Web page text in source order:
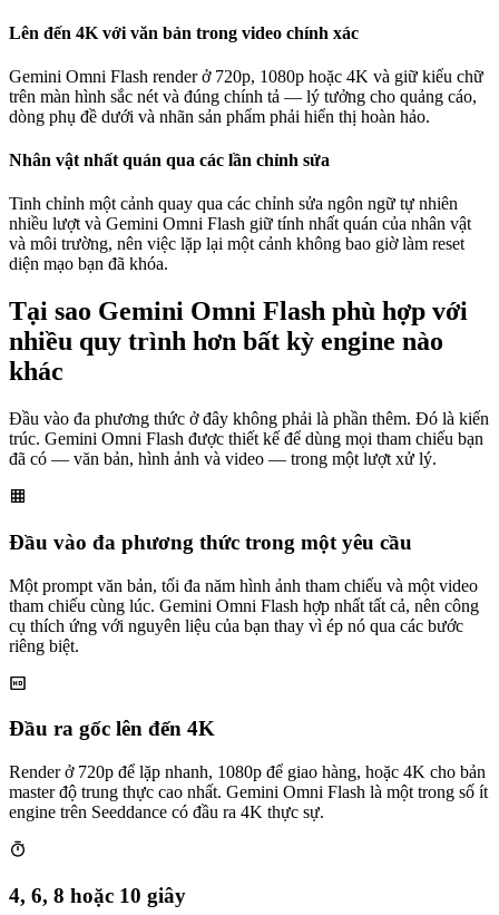
Lên đến 4K với văn bản trong video chính xác
Gemini Omni Flash render ở 720p, 1080p hoặc 4K và giữ kiểu chữ
trên màn hình sắc nét và đúng chính tả — lý tưởng cho quảng cáo,
dòng phụ đề dưới và nhãn sản phẩm phải hiển thị hoàn hảo.
Nhân vật nhất quán qua các lần chỉnh sửa
Tinh chỉnh một cảnh quay qua các chỉnh sửa ngôn ngữ tự nhiên
nhiều lượt và Gemini Omni Flash giữ tính nhất quán của nhân vật
và môi trường, nên việc lặp lại một cảnh không bao giờ làm reset
diện mạo bạn đã khóa.
Tại sao Gemini Omni Flash phù hợp với
nhiều quy trình hơn bất kỳ engine nào
khác
Đầu vào đa phương thức ở đây không phải là phần thêm. Đó là kiến
trúc. Gemini Omni Flash được thiết kế để dùng mọi tham chiếu bạn
đã có — văn bản, hình ảnh và video — trong một lượt xử lý.
Đầu vào đa phương thức trong một yêu cầu
Một prompt văn bản, tối đa năm hình ảnh tham chiếu và một video
tham chiếu cùng lúc. Gemini Omni Flash hợp nhất tất cả, nên công
cụ thích ứng với nguyên liệu của bạn thay vì ép nó qua các bước
riêng biệt.
Đầu ra gốc lên đến 4K
Render ở 720p để lặp nhanh, 1080p để giao hàng, hoặc 4K cho bản
master độ trung thực cao nhất. Gemini Omni Flash là một trong số ít
engine trên Seeddance có đầu ra 4K thực sự.
4, 6, 8 hoặc 10 giây